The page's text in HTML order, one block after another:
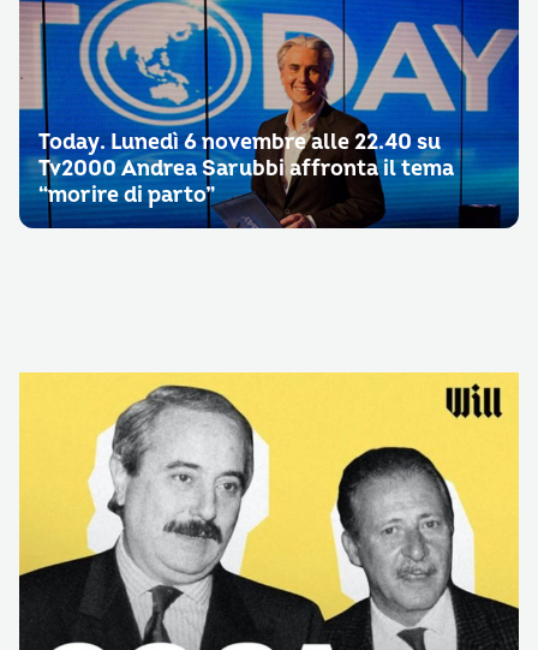
Today. Lunedì 6 novembre alle 22.40 su
Tv2000 Andrea Sarubbi affronta il tema
“morire di parto”